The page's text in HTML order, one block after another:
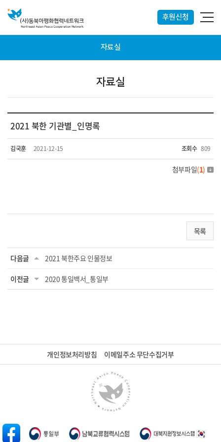
후원신청
자료실
자료실
2021 북한 기관별_인명록
김국훈 2021-12-15 조회수 809
첨부파일(1)
목록
다음글 2021 북한주요 인물정보
이전글 2020 통일백서_통일부
개인정보처리방침 이메일주소 무단수집거부